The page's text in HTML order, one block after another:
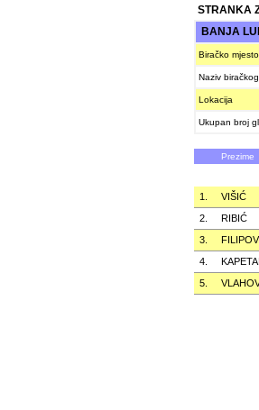
STRANKA
BANJA
Biračko mjesto
Naziv
Lokacija
Ukupan broj
Prezime
1. VIŠIĆ
2.
RIBIĆ
3.
4.
5.